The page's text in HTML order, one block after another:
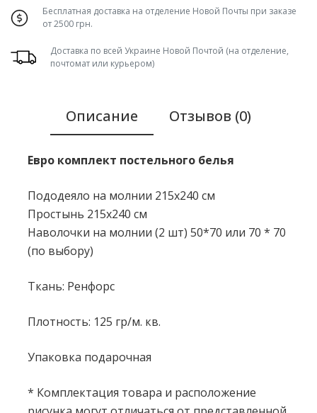
Бесплатная доставка на отделение Новой Почты при заказе
от 2500 грн.
Доставка по всей Украине Новой Почтой (на отделение,
почтомат или курьером)
Описание Отзывов (0)
Евро комплект постельного белья
Пододеяло на молнии 215x240 см
Простынь 215x240 см
Наволочки на молнии (2 шт) 50*70 или 70 * 70
(по выбору)
Ткань: Ренфорс
Плотность: 125 гр/м. кв.
Упаковка подарочная
* Комплектация товара и расположение